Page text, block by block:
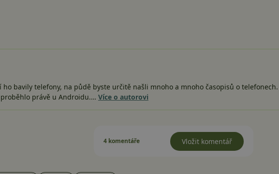
ho bavily telefony, na půdě byste určitě našli mnoho a mnoho časopisů o
právě u Androidu.… Více o autorovi
4 komentáře Vložit komentář